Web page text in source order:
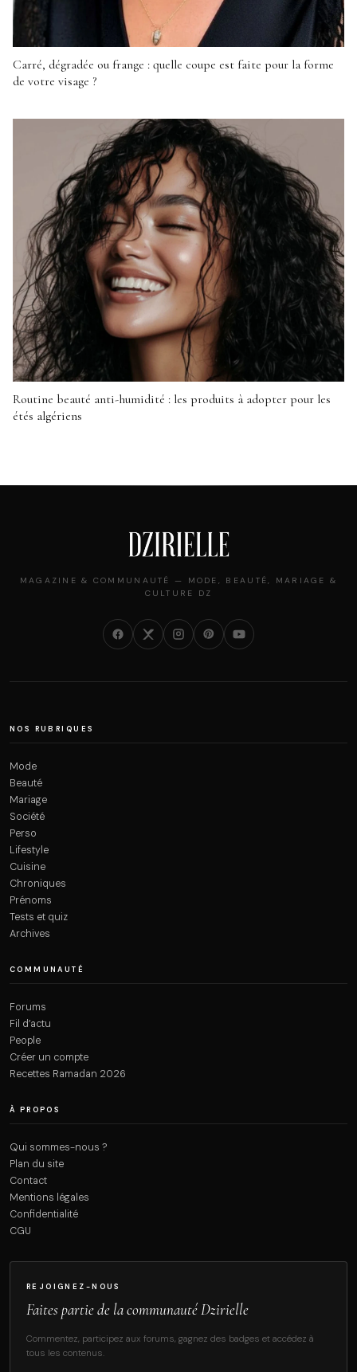
Carré, dégradée ou frange : quelle coupe est faite pour la forme
de votre visage ?
Routine beauté anti-humidité : les produits à adopter pour les
étés algériens
MAGAZINE & COMMUNAUTÉ — MODE, BEAUTÉ, MARIAGE &
CULTURE DZ
NOS RUBRIQUES
Mode
Beauté
Mariage
Société
Perso
Lifestyle
Cuisine
Chroniques
Prénoms
Tests et quiz
Archives
COMMUNAUTÉ
Forums
Fil d’actu
People
Créer un compte
Recettes Ramadan 2026
À PROPOS
Qui sommes-nous ?
Plan du site
Contact
Mentions légales
Confidentialité
CGU
REJOIGNEZ-NOUS
Faites partie de la communauté Dzirielle
Commentez, participez aux forums, gagnez des badges et accédez à
tous les contenus.